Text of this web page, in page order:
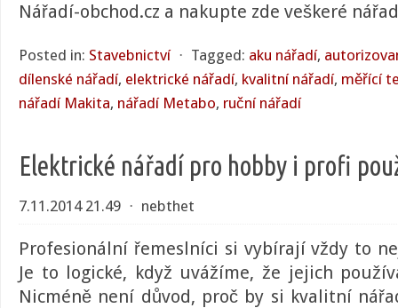
Nářadí-obchod.cz a nakupte zde veškeré
Posted in: Stavebnictví ⋅ Tagged: aku nářadí,
dílenské nářadí, elektrické nářadí, kvalitní nářadí, měřící
nářadí Makita, nářadí Metabo, ruční nářadí
Elektrické nářadí pro hobby i profi
7.11.2014 21.49 ⋅ nebthet
Profesionální řemeslníci si vybírají vždy to
Je to logické, když uvážíme, že jejich
Nicméně není důvod, proč by si kvalitní